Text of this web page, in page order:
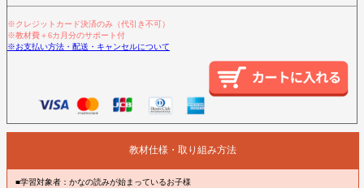
※クレジットカード決済のみ（代引き不可）
※教材費＋6カ月分のサポート付
※お支払い方法・配送・キャンセルについて
教材仕様・取り組み方法
■学習対象者：かなの読みが始まっているお子様